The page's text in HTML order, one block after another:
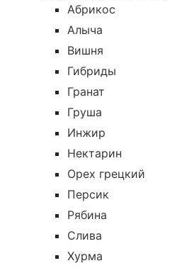
Абрикос
Алыча
Вишня
Гибриды
Гранат
Груша
Инжир
Нектарин
Орех грецкий
Персик
Рябина
Слива
Хурма